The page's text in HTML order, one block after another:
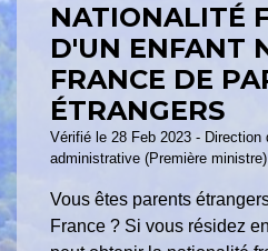
NATIONALITÉ
D'UN ENFANT
FRANCE DE
ÉTRANGERS
Vérifié le 28 Feb 2023 - Direction
administrative (Première ministre)
Vous êtes parents
France ? Si vous résidez